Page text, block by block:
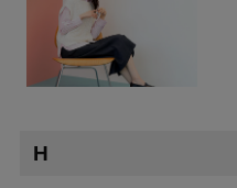
H